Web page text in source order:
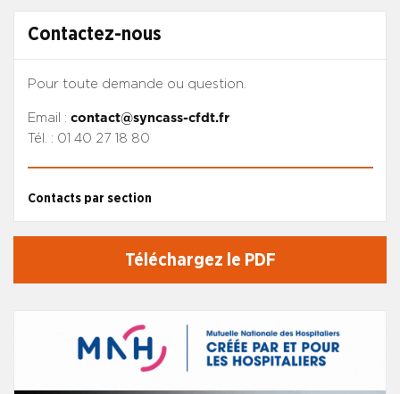
Contactez-nous
Pour toute demande ou question.
Email : contact@syncass-cfdt.fr
Tél. : 01 40 27 18 80
Contacts par section
Téléchargez le PDF